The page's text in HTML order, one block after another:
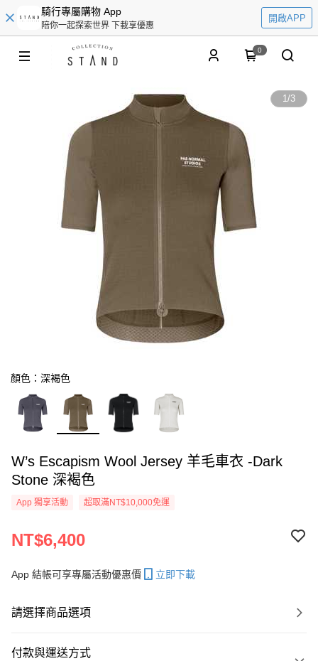
騎行專屬購物 App
陪你一起探索世界 下載享優惠
開啟APP
0
1/3
顏色：深褐色
W’s Escapism Wool Jersey 羊毛車衣 -Dark
Stone 深褐色
App 獨享活動 超取滿NT$10,000免運
NT$6,400
App 結帳可享專屬活動優惠價 立即下載
請選擇商品選項
付款與運送方式